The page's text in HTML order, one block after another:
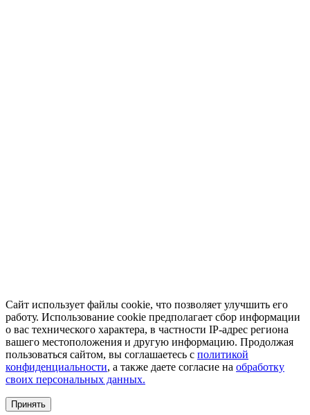
Сайт использует файлы cookie, что позволяет улучшить его
работу. Использование cookie предполагает сбор информации
о вас технического характера, в частности IP-адрес региона
вашего местоположения и другую информацию. Продолжая
пользоваться сайтом, вы соглашаетесь с политикой
конфиденциальности, а также даете согласие на обработку
своих персональных данных.
Принять